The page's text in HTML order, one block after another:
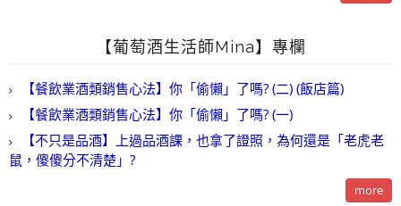
【葡萄酒生活師Mina】專欄
【餐飲業酒類銷售心法】你「偷懶」了嗎? (二) (飯店篇)
【餐飲業酒類銷售心法】你「偷懶」了嗎? (一)
【不只是品酒】上過品酒課，也拿了證照，為何還是「老虎老
鼠，傻傻分不清楚」?
more